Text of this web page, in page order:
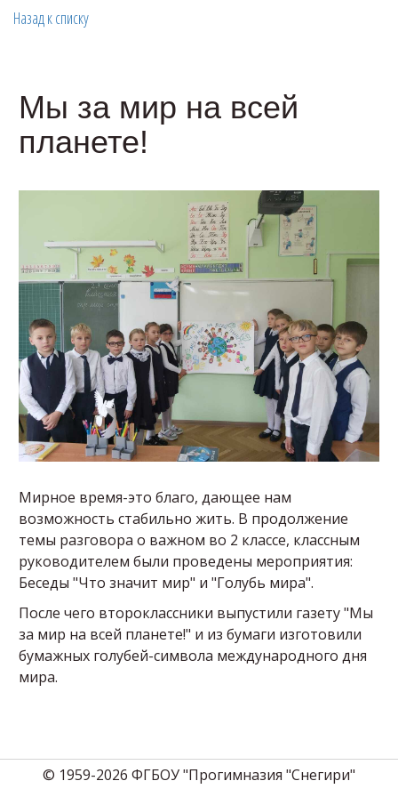
Назад к списку
Мы за мир на всей
планете!
Мирное время-это благо, дающее нам
возможность стабильно жить. В продолжение
темы разговора о важном во 2 классе, классным
руководителем были проведены мероприятия:
Беседы "Что значит мир" и "Голубь мира".
После чего второклассники выпустили газету "Мы
за мир на всей планете!" и из бумаги изготовили
бумажных голубей-символа международного дня
мира.
© 1959-2026 ФГБОУ "Прогимназия "Снегири"